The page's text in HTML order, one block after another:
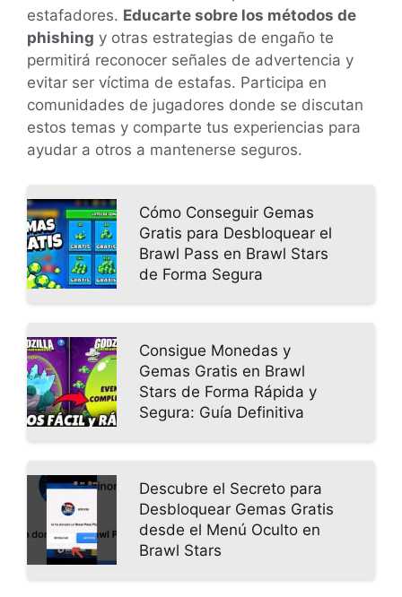
estafadores. Educarte sobre los métodos de
phishing y otras estrategias de engaño te
permitirá reconocer señales de advertencia y
evitar ser víctima de estafas. Participa en
comunidades de jugadores donde se discutan
estos temas y comparte tus experiencias para
ayudar a otros a mantenerse seguros.
Cómo Conseguir Gemas
Gratis para Desbloquear el
Brawl Pass en Brawl Stars
de Forma Segura
Consigue Monedas y
Gemas Gratis en Brawl
Stars de Forma Rápida y
Segura: Guía Definitiva
Descubre el Secreto para
Desbloquear Gemas Gratis
desde el Menú Oculto en
Brawl Stars